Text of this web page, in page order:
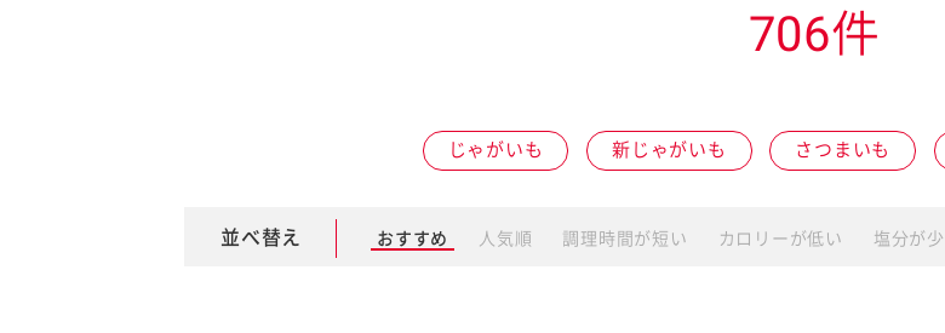
料理の素・調理ソース 素材
卵関連品 介護食
キユーピーウ
サステナビリティ 研究開発
706件
じゃがいも 新じゃがいも さつまいも
並べ替え おすすめ 人気順 調理時間が短い カロリーが低い 塩分が